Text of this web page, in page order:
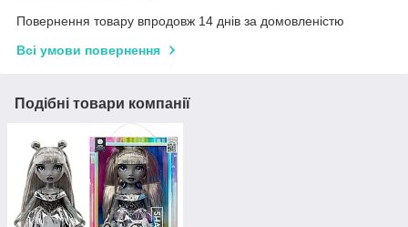
Повернення товару впродовж 14 днів за домовленістю
Всі умови повернення
Подібні товари компанії